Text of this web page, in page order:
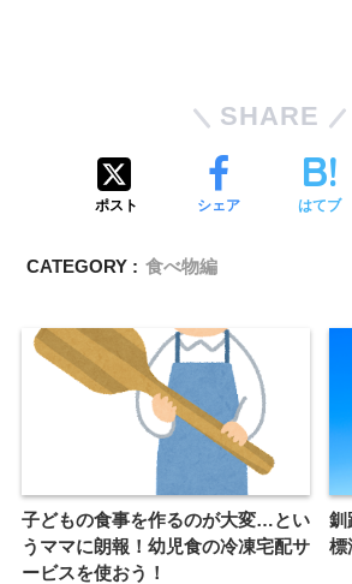
SHARE
ポスト シェア はてブ
CATEGORY : 食べ物編
子どもの食事を作るのが大変…とい
うママに朗報！幼児食の冷凍宅配サ
ービスを使おう！
釧
標